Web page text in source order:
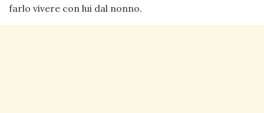
farlo vivere con lui dal nonno.